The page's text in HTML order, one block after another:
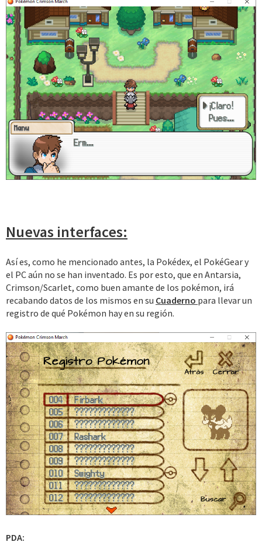
Nuevas interfaces:
Así es, como he mencionado antes, la Pokédex, el PokéGear y
el PC aún no se han inventado. Es por esto, que en Antarsia,
Crimson/Scarlet, como buen amante de los pokémon, irá
recabando datos de los mismos en su Cuaderno para llevar un
registro de qué Pokémon hay en su región.
PDA: